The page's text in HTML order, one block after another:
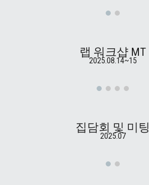
랩 워크샵 MT
2025.08.14~15
집담회 및 미팅
2025.07